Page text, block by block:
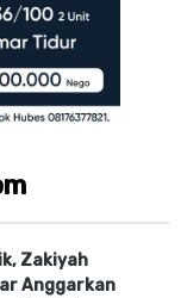
Zakiyah
Anggarkan